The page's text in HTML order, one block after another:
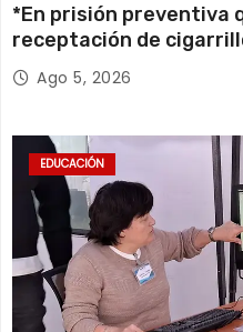
*En prisión preventiva
receptación de
millones*
Ago 5, 2026
EDUCACIÓN